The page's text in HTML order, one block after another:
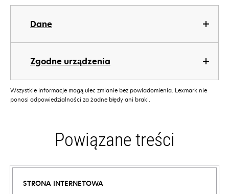
Dane
Zgodne urządzenia
Wszystkie informacje mogą ulec zmianie bez powiadomienia. Lexmark nie
ponosi odpowiedzialności za żadne błędy ani braki.
Powiązane treści
STRONA INTERNETOWA